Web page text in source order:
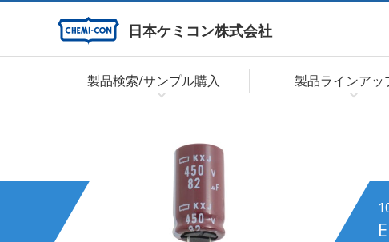
日本ケミコン株式会社
製品検索/サンプル購入 製品ラインアッ